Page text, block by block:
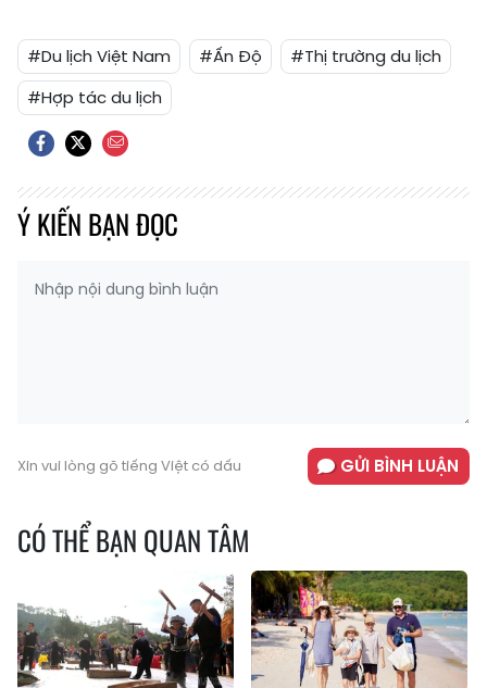
#Du lịch Việt Nam #Ấn Độ
#Thị trường du lịch
#Hợp tác du lịch
Ý KIẾN BẠN ĐỌC
Xin vui lòng gõ tiếng Việt có dấu GỬI BÌNH LUẬN
CÓ THỂ BẠN QUAN TÂM